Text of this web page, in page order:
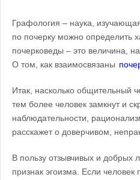
Графология – наука,
по почерку можно определить
почерковеды – это величина,
О том, как взаимосвязаны
Итак, насколько общительный
тем более человек замкнут и
наблюдательности,
расскажет о доверчивом,
В пользу отзывчивых и добрых
признак эгоизма. Если